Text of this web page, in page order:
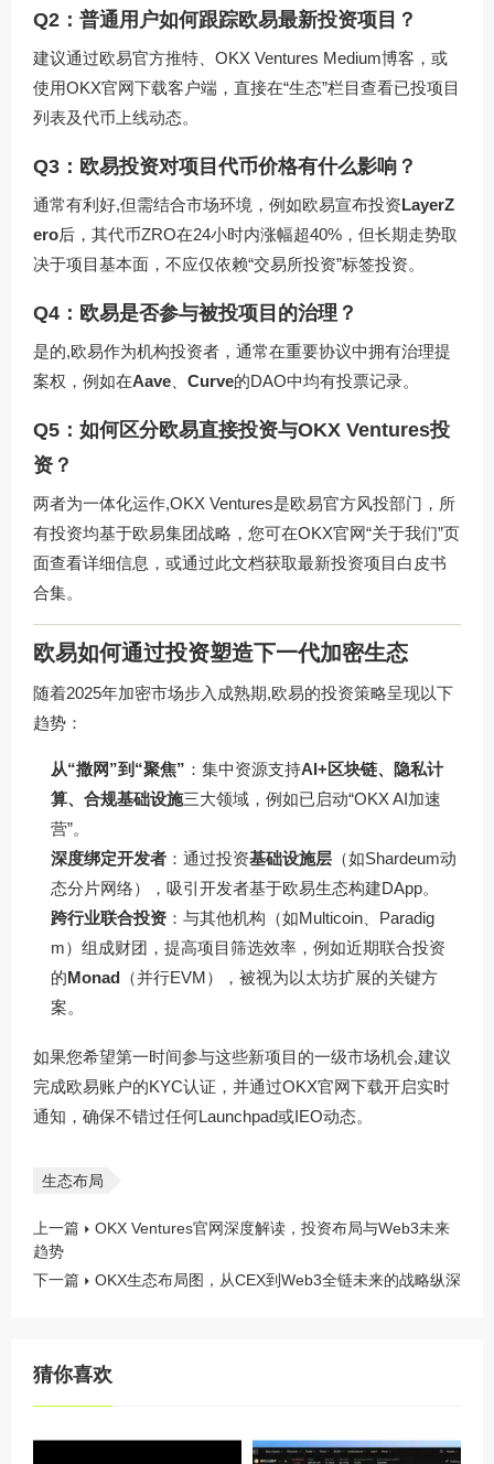
Q2：普通用户如何跟踪欧易最新投资项目？
建议通过欧易官方推特、OKX Ventures Medium博客，或
使用OKX官网下载客户端，直接在“生态”栏目查看已投项目
列表及代币上线动态。
Q3：欧易投资对项目代币价格有什么影响？
通常有利好,但需结合市场环境，例如欧易宣布投资LayerZ
ero后，其代币ZRO在24小时内涨幅超40%，但长期走势取
决于项目基本面，不应仅依赖“交易所投资”标签投资。
Q4：欧易是否参与被投项目的治理？
是的,欧易作为机构投资者，通常在重要协议中拥有治理提
案权，例如在Aave Curve的DAO中均有投票记录。
Q5：如何区分欧易直接投资与OKX Ventures投
资？
两者为一体化运作,OKX Ventures是欧易官方风投部门，所
有投资均基于欧易集团战略，您可在OKX官网“关于我们”页
面查看详细信息，或通过此文档获取最新投资项目白皮书
合集。
欧易如何通过投资塑造下一代加密生态
随着2025年加密市场步入成熟期,欧易的投资策略呈现以下
趋势：
从“撒网”到“聚焦” ：集中资源支持AI+区块链、隐私计
算、合规基础设施三大领域，例如已启动“OKX AI加速
营”。
深度绑定开发者 ：通过投资基础设施层 （如Shardeum动
态分片网络），吸引开发者基于欧易生态构建DApp。
跨行业联合投资 ：与其他机构（如Multicoin、Paradig
m）组成财团，提高项目筛选效率，例如近期联合投资
的Monad （并行EVM），被视为以太坊扩展的关键方
案。
如果您希望第一时间参与这些新项目的一级市场机会,建议
完成欧易账户的KYC认证，并通过OKX官网下载开启实时
通知，确保不错过任何Launchpad或IEO动态。
生态布局
上一篇
OKX Ventures官网深度解读，投资布局与Web3未来
趋势
下一篇
OKX生态布局图，从CEX到Web3全链未来的战略纵深
猜你喜欢